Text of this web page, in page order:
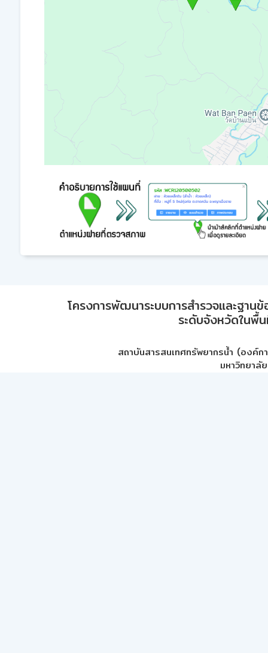
โครงการพัฒนาระบบการสำรวจและฐา
ระดับจังหวัดในพื้
สถาบันสารสนเทศทรัพยากรน้ำ (องค์ก
มหาวิทยาลั